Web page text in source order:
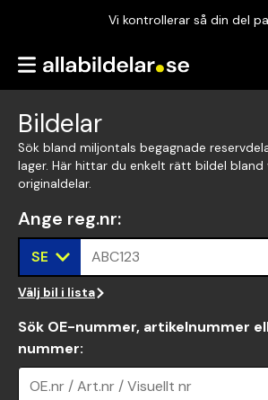
Vi kontrollerar så din del
Garanterad passform
Bildelar
Sök bland miljontals begagnade
lager. Här hittar du enkelt rätt bildel
originaldelar.
Ange reg.nr:
SE ABC123
Välj bil i lista
Sök OE-nummer, artikelnummer
nummer:
OE.nr / Art.nr / Visuellt nr